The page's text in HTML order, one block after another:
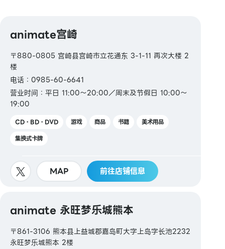
ICOCA / SUGOCA / nimoca / Hayakaken
【礼品卡・商品券】
JCB 礼品卡
【图书券・图书卡NEXT】
animate宫崎
〒880-0805 宫崎县宫崎市立花通东 3-1-11 再次大楼 2
楼
电话：0985-60-6641
营业时间：平日 11:00～20:00／周末及节假日 10:00～
19:00
CD・BD・DVD 游戏 商品 书籍
美术用品
集换式卡牌
MAP 前往店铺信息
animate 永旺梦乐城熊本
〒861-3106 熊本县上益城郡嘉岛町大字上岛字长池2232
永旺梦乐城熊本 2楼